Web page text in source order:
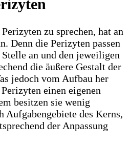
zu sprechen, hat an
Denn die Perizyten passen
an und den jeweiligen
die äußere Gestalt der
jedoch vom Aufbau her
einen eigenen
besitzen sie wenig
Aufgabengebiete des Kerns,
der Anpassung